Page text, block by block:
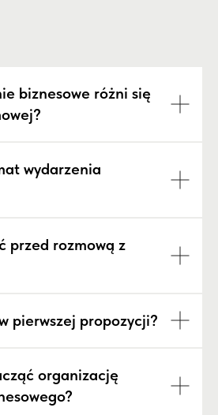
biznesowe różni się
wydarzenia
przed rozmową z
pierwszej propozycji?
organizację